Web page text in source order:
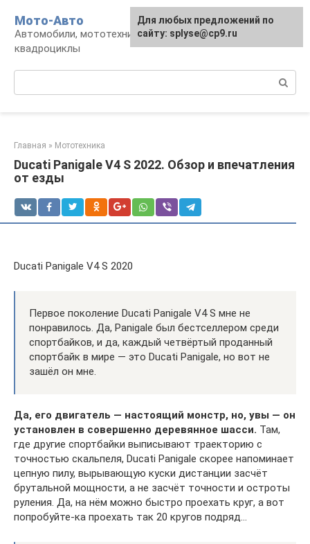
контенту
Мото-Авто
Автомобили, мототехника, снегоходы,
квадроциклы
Главная » Мототехника
Ducati Panigale V4 S 2022. Обзор и впечатления
от езды
Ducati Panigale V4 S 2020
Первое поколение Ducati Panigale V4 S мне не
понравилось. Да, Panigale был бестселлером среди
спортбайков, и да, каждый четвёртый проданный
спортбайк в мире — это Ducati Panigale, но вот не
зашёл он мне.
Да, его двигатель — настоящий монстр, но, увы — он
установлен в совершенно деревянное шасси. Там,
где другие спортбайки выписывают траекторию с
точностью скальпеля, Ducati Panigale скорее напоминает
цепную пилу, вырывающую куски дистанции засчёт
брутальной мощности, а не засчёт точности и остроты
руления. Да, на нём можно быстро проехать круг, а вот
попробуйте-ка проехать так 20 кругов подряд…
Для любых предложений по
сайту: splyse@cp9.ru